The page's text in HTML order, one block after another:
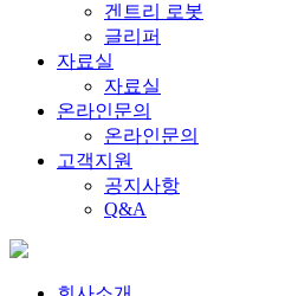
겐트리 로봇
글리퍼
자료실
자료실
온라인문의
온라인문의
고객지원
공지사항
Q&A